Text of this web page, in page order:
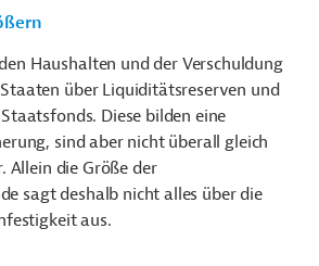
Haushalten und der Verschuldung
über Liquiditätsreserven und
Diese bilden eine
sind aber nicht überall gleich
Allein die Größe der
sagt deshalb nicht alles über die
aus.